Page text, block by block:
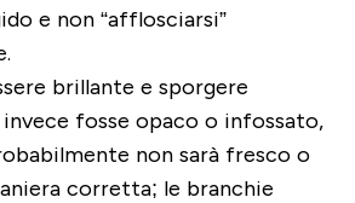
e non “afflosciarsi”
brillante e sporgere
fosse opaco o infossato,
non sarà fresco o
corretta; le branchie